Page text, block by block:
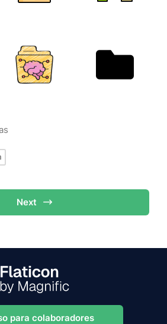
Next
para colaboradores